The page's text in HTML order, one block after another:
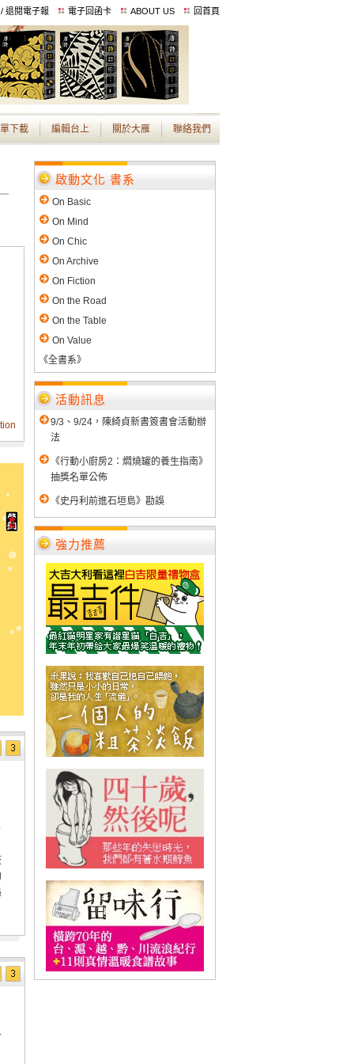
退閱電子報 電子回函卡 ABOUT US 回首頁
下載 編輯台上 關於大雁 聯絡我們
啟動文化 書系
On Basic
On Mind
On Chic
On Archive
On Fiction
On the Road
On the Table
On Value
《全書系》
活動訊息
9/3、9/24，陳綺貞新書簽書會活動辦
法
《行動小廚房2：燜燒罐的養生指南》
抽獎名單公佈
《史丹利前進石垣島》勘誤
強力推薦